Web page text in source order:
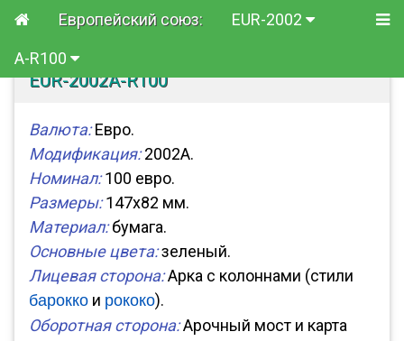
Европейский союз: EUR-2002
A-R100
EUR-2002A-R100
Валюта:Евро.
Модификация:2002A.
Номинал:100 евро.
Размеры:147x82 мм.
Материал:бумага.
Основные цвета:зеленый.
Лицевая сторона:Арка с колоннами (стили
барокко и рококо).
Оборотная сторона:Арочный мост и карта